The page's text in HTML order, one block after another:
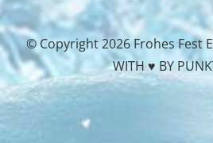
© Copyright2026 Frohes Fest
WITH ♥ BY